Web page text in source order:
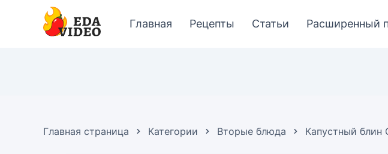
Главная Рецепты Статьи Расширенный
Главная страница Категории Вторые блюда Капустный блин